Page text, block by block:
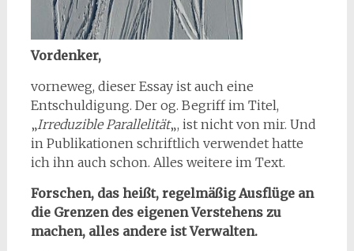
Vordenker,
vorneweg, dieser Essay ist auch eine
Entschuldigung. Der og. Begriff im Titel,
„Irreduzible Parallelität„, ist nicht von mir. Und
in Publikationen schriftlich verwendet hatte
ich ihn auch schon. Alles weitere im Text.
Forschen, das heißt, regelmäßig Ausflüge an
die Grenzen des eigenen Verstehens zu
machen, alles andere ist Verwalten.